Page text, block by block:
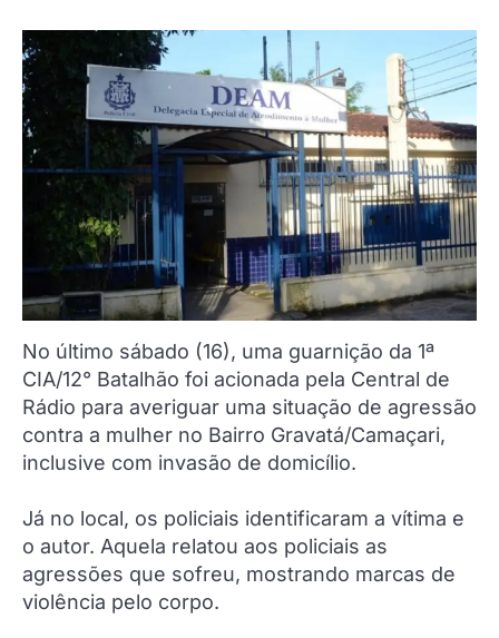
No último sábado (16), uma guarnição da 1ª
CIA/12° Batalhão foi acionada pela Central de
Rádio para averiguar uma situação de agressão
contra a mulher no Bairro Gravatá/Camaçari,
inclusive com invasão de domicílio.
Já no local, os policiais identificaram a vítima e
o autor. Aquela relatou aos policiais as
agressões que sofreu, mostrando marcas de
violência pelo corpo.